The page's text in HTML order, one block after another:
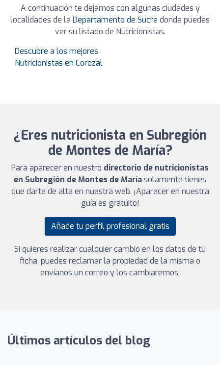
A continuación te dejamos con algunas ciudades y
localidades de la Departamento de Sucre donde puedes
ver su listado de Nutricionistas.
Descubre a los mejores
Nutricionistas en Corozal
¿Eres nutricionista en Subregión
de Montes de María?
Para aparecer en nuestro directorio de nutricionistas
en Subregión de Montes de Maríasolamente tienes
que darte de alta en nuestra web. ¡Aparecer en nuestra
guía es gratuito!
Añade tu perfil profesional gratis
Si quieres realizar cualquier cambio en los datos de tu
ficha, puedes reclamar la propiedad de la misma o
envíanos un correo y los cambiaremos.
Últimos artículos del blog